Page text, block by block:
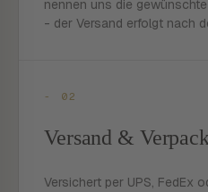
nennen uns die
- der Versand erfolgt nach
- 02
Versand &
Versichert per UPS, FedEx